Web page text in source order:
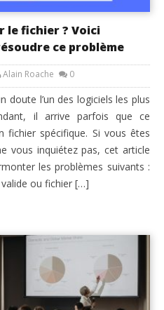
le fichier ? Voici
ce problème
Alain Roache 0
doute l’un des logiciels les plus
il arrive parfois que ce
fichier spécifique. Si vous êtes
vous inquiétez pas, cet article
les problèmes suivants :
ou fichier […]